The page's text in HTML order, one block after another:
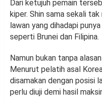
Dari ketujuh pemain
kiper. Shin sama sekali
lawan yang dihadapi
seperti Brunei dan Filipina.
Namun bukan tanpa
Menurut pelatih asal
disamakan dengan posisi
perlu diuji demi hasil